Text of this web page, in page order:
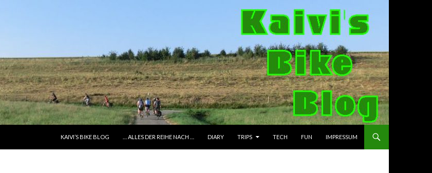
KAIVI’S BIKE BLOG
… ALLES DER REIHE NACH … DIARY TRIPS TECH FUN IMPRESSUM